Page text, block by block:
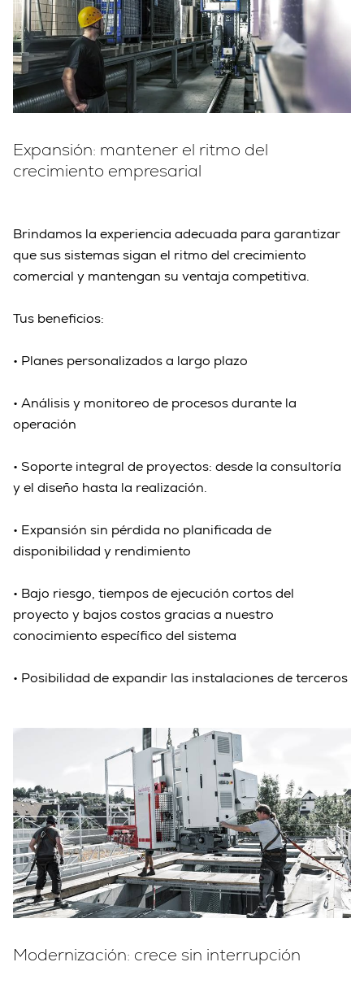
Expansión: mantener el ritmo del
crecimiento empresarial
Expansión:
mantener
del
crecimiento
empresarial
Expansión:
mantener
del
crecimiento
empresarial
Brindamos la experiencia adecuada para garantizar
que sus sistemas sigan el ritmo del crecimiento
comercial y mantengan su ventaja competitiva.
Tus beneficios:
• Planes personalizados a largo plazo
• Análisis y monitoreo de procesos durante la
operación
• Soporte integral de proyectos: desde la consultoría
y el diseño hasta la realización.
• Expansión sin pérdida no planificada de
disponibilidad y rendimiento
• Bajo riesgo, tiempos de ejecución cortos del
proyecto y bajos costos gracias a nuestro
conocimiento específico del sistema
• Posibilidad de expandir las instalaciones de terceros
Modernización: crece sin interrupción
Modernización: